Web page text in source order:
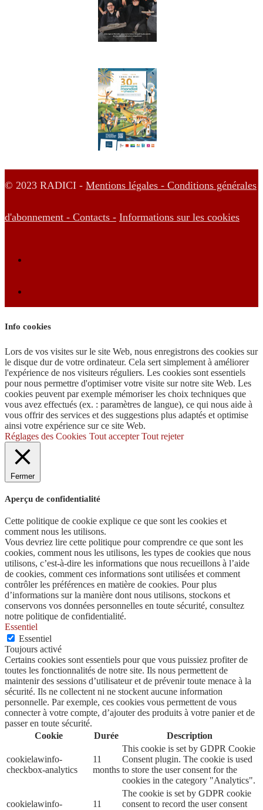
© 2023 RADICI - Mentions légales - Conditions générales
d'abonnement - Contacts - Informations sur les cookies
Info cookies
Lors de vos visites sur le site Web, nous enregistrons des cookies sur
le disque dur de votre ordinateur. Cela sert simplement à améliorer
l'expérience de nos visiteurs réguliers. Les cookies sont essentiels
pour nous permettre d'optimiser votre visite sur notre site Web. Les
cookies peuvent par exemple mémoriser les choix techniques que
vous avez effectués (ex. : paramètres de langue), ce qui nous aide à
vous offrir des services et des suggestions plus adaptés et optimise
ainsi votre expérience sur ce site Web.
Réglages des Cookies Tout accepter Tout rejeter
Fermer
Aperçu de confidentialité
Cette politique de cookie explique ce que sont les cookies et
comment nous les utilisons.
Vous devriez lire cette politique pour comprendre ce que sont les
cookies, comment nous les utilisons, les types de cookies que nous
utilisons, c’est-à-dire les informations que nous recueillons à l’aide
de cookies, comment ces informations sont utilisées et comment
contrôler les préférences en matière de cookies. Pour plus
d’informations sur la manière dont nous utilisons, stockons et
conservons vos données personnelles en toute sécurité, consultez
notre politique de confidentialité.
Essentiel
Essentiel
Toujours activé
Certains cookies sont essentiels pour que vous puissiez profiter de
toutes les fonctionnalités de notre site. Ils nous permettent de
maintenir des sessions d’utilisateur et de prévenir toute menace à la
sécurité. Ils ne collectent ni ne stockent aucune information
personnelle. Par exemple, ces cookies vous permettent de vous
connecter à votre compte, d’ajouter des produits à votre panier et de
passer en toute sécurité.
Cookie
Durée Description
cookielawinfo-
checkbox-analytics
11
months
This cookie is set by GDPR Cookie
Consent plugin. The cookie is used
to store the user consent for the
cookies in the category "Analytics".
cookielawinfo-
11
The cookie is set by GDPR cookie
consent to record the user consent